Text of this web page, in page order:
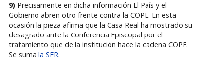
9)Precisamente en dicha información El País y el
Gobierno abren otro frente contra la COPE. En esta
ocasión la pieza afirma que la Casa Real ha mostrado su
desagrado ante la Conferencia Episcopal por el
tratamiento que de la institución hace la cadena COPE.
Se suma la SER.